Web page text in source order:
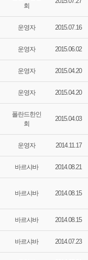
회
운영자 2015.07.16
운영자 2015.06.02
운영자 2015.04.20
운영자 2015.04.20
폴란드한인
회
2015.04.03
운영자 2014.11.17
바르샤바 2014.08.21
바르샤바 2014.08.15
바르샤바 2014.08.15
바르샤바 2014.07.23